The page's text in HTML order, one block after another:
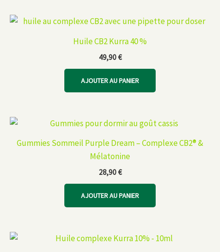
Huile CB2 Kurra 40 %
49,90€
AJOUTER AU PANIER
Gummies Sommeil Purple Dream – Complexe CB2® &
Mélatonine
28,90€
AJOUTER AU PANIER